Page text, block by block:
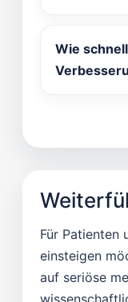
Wie
Für Patienten
einsteigen
auf seriöse